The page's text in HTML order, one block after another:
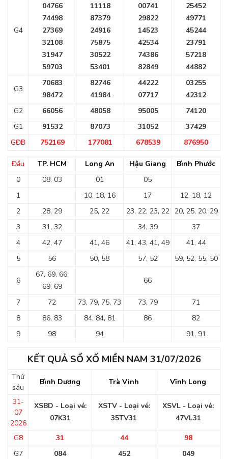
G4
04766
74498
27369
32108
31947
59703
11118
87379
24916
75875
30522
53401
00741
29822
14523
42534
74386
82849
25452
49771
45244
23791
57218
44882
G3
70683
98472
82746
41984
44222
07717
03255
42312
G2
66056 48058 95005
74120
G1
91532 87073 31052
37429
GĐB
752169 177081 678539 876950
Đầu TP. HCM Long An Hậu Giang
Bình Phước
0
08, 03 01
05
1
10, 18, 16 17
12, 18, 12
2
28, 29 25, 22 23, 22, 23, 22
20, 25, 20, 29
3
31, 32 34, 39
37
4
42, 47 41, 46 41, 43, 41, 49
41, 44
5
56 50, 58 57, 52 59, 52, 55, 50
6
67, 69, 66,
69, 69
66
7 72 73, 79, 75, 73 73, 79
71
8
86, 83 84, 84, 81 86
82
9
98 94 91, 91
KẾT QUẢ SỔ XỐ MIỀN NAM 31/07/2026
Thứ
sáu
Bình Dương Trà Vinh Vĩnh Long
31-
07
2026
XSBD - Loại vé:
07K31
XSTV - Loại vé:
35TV31
XSVL - Loại vé:
47VL31
G8 31 44
98
G7
084 452 049